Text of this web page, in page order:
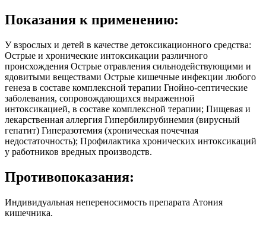
Показания к применению:
У взрослых и детей в качестве детоксикационного средства:
Острые и хронические интоксикации различного
происхождения Острые отравления сильнодействующими и
ядовитыми веществами Острые кишечные инфекции любого
генеза в составе комплексной терапии Гнойно-септические
заболевания, сопровождающихся выраженной
интоксикацией, в составе комплексной терапии; Пищевая и
лекарственная аллергия Гипербилирубинемия (вирусный
гепатит) Гиперазотемия (хроническая почечная
недостаточность); Профилактика хронических интоксикаций
у работников вредных производств.
Противопоказания:
Индивидуальная непереносимость препарата Атония
кишечника.